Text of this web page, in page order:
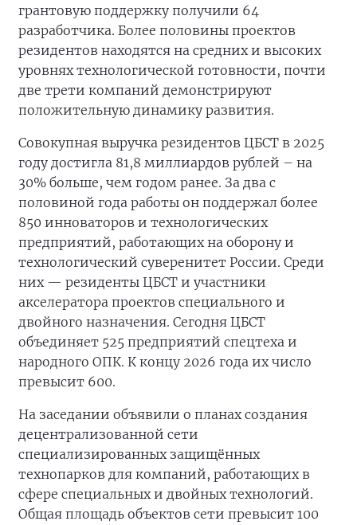
грантовую поддержку получили 64
разработчика. Более половины проектов
резидентов находятся на средних и высоких
уровнях технологической готовности, почти
две трети компаний демонстрируют
положительную динамику развития.
Совокупная выручка резидентов ЦБСТ в 2025
году достигла 81,8 миллиардов рублей – на
30% больше, чем годом ранее. За два с
половиной года работы он поддержал более
850 инноваторов и технологических
предприятий, работающих на оборону и
технологический суверенитет России. Среди
них — резиденты ЦБСТ и участники
акселератора проектов специального и
двойного назначения. Сегодня ЦБСТ
объединяет 525 предприятий спецтеха и
народного ОПК. К концу 2026 года их число
превысит 600.
На заседании объявили о планах создания
децентрализованной сети
специализированных защищённых
технопарков для компаний, работающих в
сфере специальных и двойных технологий.
Общая площадь объектов сети превысит 100